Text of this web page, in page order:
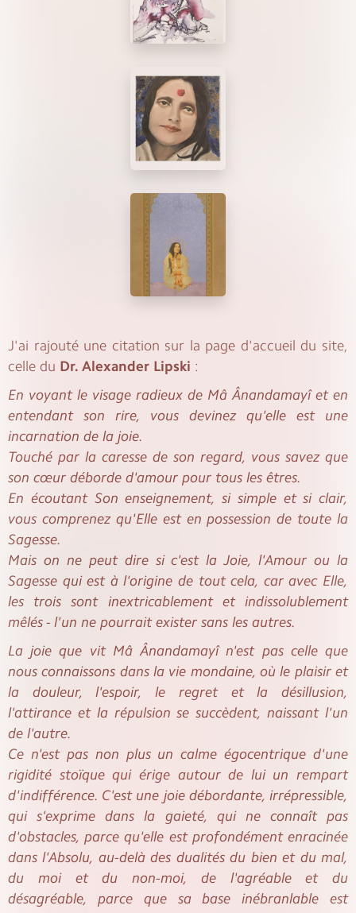
J'ai rajouté une citation sur la page d'accueil du site,
celle du Dr. Alexander Lipski :
En voyant le visage radieux de Mâ Ânandamayî et en
entendant son rire, vous devinez qu'elle est une
incarnation de la joie.
Touché par la caresse de son regard, vous savez que
son cœur déborde d'amour pour tous les êtres.
En écoutant Son enseignement, si simple et si clair,
vous comprenez qu'Elle est en possession de toute la
Sagesse.
Mais on ne peut dire si c'est la Joie, l'Amour ou la
Sagesse qui est à l'origine de tout cela, car avec Elle,
les trois sont inextricablement et indissolublement
mêlés - l'un ne pourrait exister sans les autres.
La joie que vit Mâ Ânandamayî n'est pas celle que
nous connaissons dans la vie mondaine, où le plaisir et
la douleur, l'espoir, le regret et la désillusion,
l'attirance et la répulsion se succèdent, naissant l'un
de l'autre.
Ce n'est pas non plus un calme égocentrique d'une
rigidité stoïque qui érige autour de lui un rempart
d'indifférence. C'est une joie débordante, irrépressible,
qui s'exprime dans la gaieté, qui ne connaît pas
d'obstacles, parce qu'elle est profondément enracinée
dans l'Absolu, au-delà des dualités du bien et du mal,
du moi et du non-moi, de l'agréable et du
désagréable, parce que sa base inébranlable est